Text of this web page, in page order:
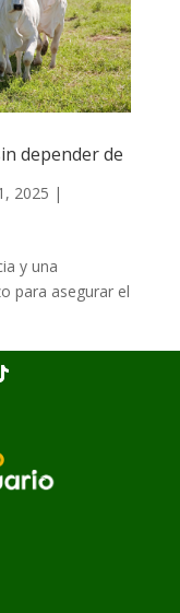
depender de
2025 |
y una
para asegurar el